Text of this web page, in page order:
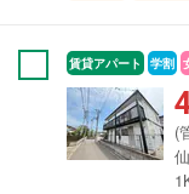
賃貸アパート 学割
(